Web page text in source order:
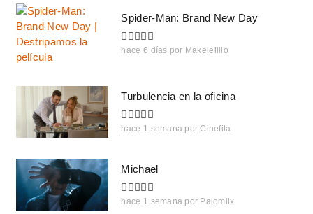
Spider-Man: Brand New Day
hace 6 días por Makelelillo
Turbulencia en la oficina
hace 1 semana por Cinefila
Michael
hace 1 semana por Palomiix